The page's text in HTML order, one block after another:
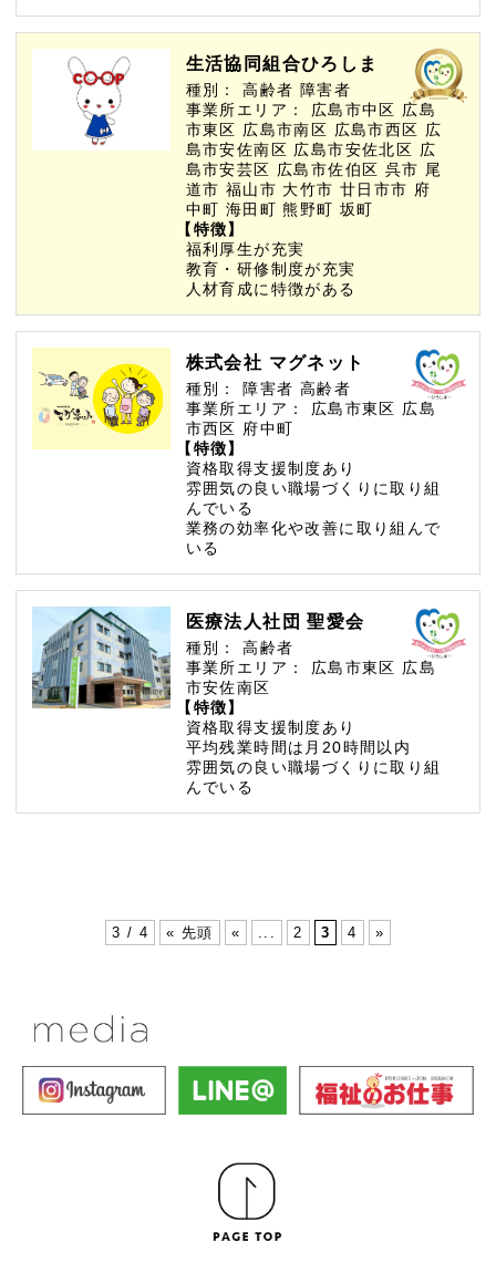
生活協同組合ひろしま
種別： 高齢者 障害者
事業所エリア：
広島市中区 広島
市東区 広島市南区 広島市西区 広
島市安佐南区 広島市安佐北区 広
島市安芸区 広島市佐伯区 呉市 尾
道市 福山市 大竹市廿日市市 府
中町 海田町熊野町坂町
【特徴】
福利厚生が充実
教育・研修制度が充実
人材育成に特徴がある
株式会社 マグネット
種別： 障害者 高齢者
事業所エリア：
広島市東区 広島
市西区 府中町
【特徴】
資格取得支援制度あり
雰囲気の良い職場づくりに取り組
んでいる
業務の効率化や改善に取り組んで
いる
医療法人社団 聖愛会
種別：
高齢者
事業所エリア：
広島市東区 広島
市安佐南区
【特徴】
資格取得支援制度あり
平均残業時間は月20時間以内
雰囲気の良い職場づくりに取り組
んでいる
3 / 4 « 先頭 « 2 3 4 »